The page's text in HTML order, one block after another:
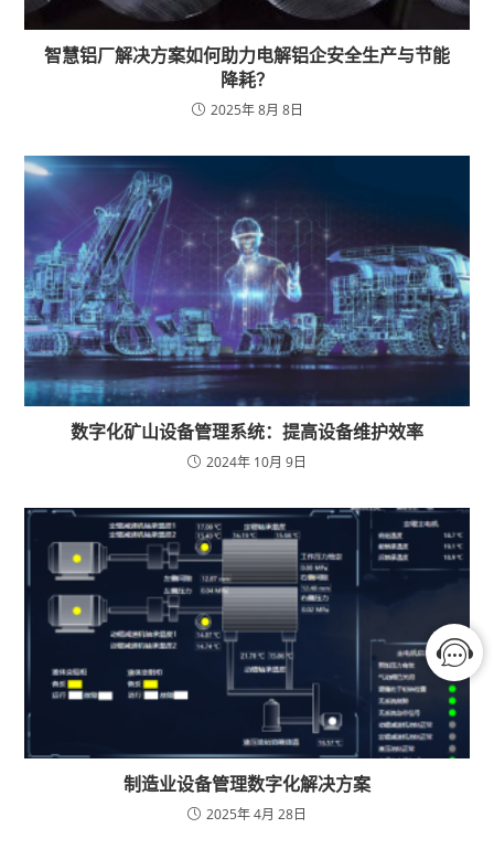
智慧铝厂解决方案如何助力电解铝企安全生产与节能
降耗？
2025年 8月 8日
数字化矿山设备管理系统：提高设备维护效率
2024年 10月 9日
制造业设备管理数字化解决方案
2025年 4月 28日